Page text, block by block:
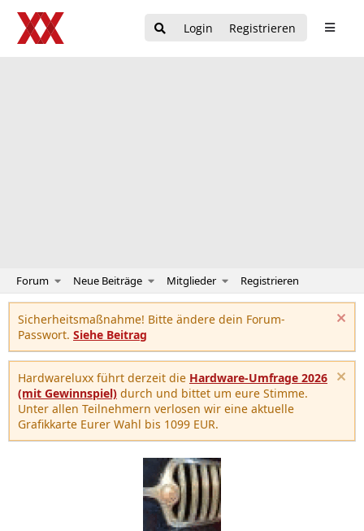
Login Registrieren
Forum Neue Beiträge Mitglieder Registrieren
Sicherheitsmaßnahme! Bitte ändere dein Forum-
Passwort. Siehe Beitrag
Hardwareluxx führt derzeit die Hardware-Umfrage 2026
(mit Gewinnspiel) durch und bittet um eure Stimme.
Unter allen Teilnehmern verlosen wir eine aktuelle
Grafikkarte Eurer Wahl bis 1099 EUR.